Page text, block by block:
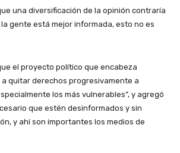
una diversificación de la opinión contraría
gente está mejor informada, esto no es
el proyecto político que encabeza
a quitar derechos progresivamente a
los más vulnerables”, y agregó
que estén desinformados y sin
y ahí son importantes los medios de